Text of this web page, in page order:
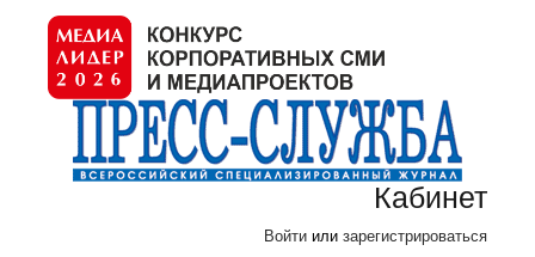
Кабинет
Войти или зарегистрироваться